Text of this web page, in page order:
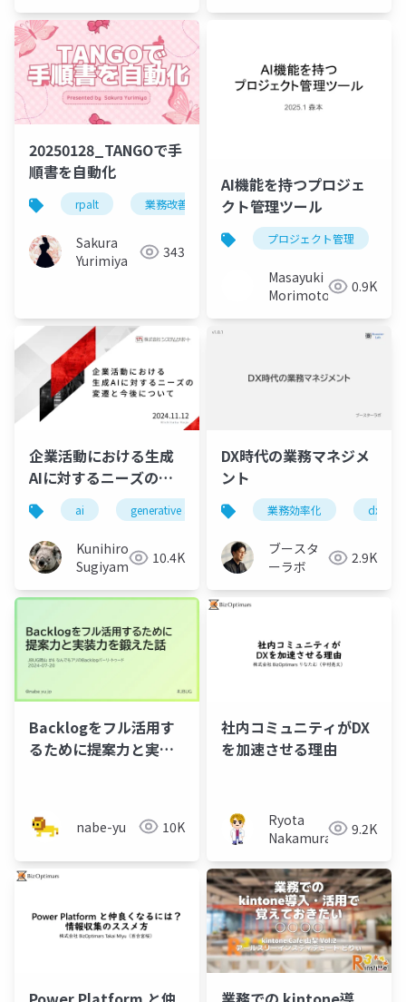
20250128_TANGOで手
順書を自動化
rpalt 業務改善 tango
Sakura
Yurimiya
343
AI機能を持つプロジェ
クト管理ツール
プロジェクト管理
Masayuki
Morimoto
0.9K
企業活動における生成
AIに対するニーズの変
遷と今後について
ai generative ai machine learning deep
Kunihiro
Sugiyama
10.4K
DX時代の業務マネジメ
ント
業務効率化 dx
ブースタ
ーラボ
2.9K
Backlogをフル活用す
るために提案力と実装
nabe-yu 10K
社内コミュニティがDX
を加速させる理由
Ryota
Nakamura
9.2K